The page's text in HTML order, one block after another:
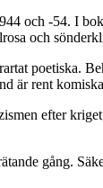
och -54. I
och
poetiska.
är rent
efter
gång.